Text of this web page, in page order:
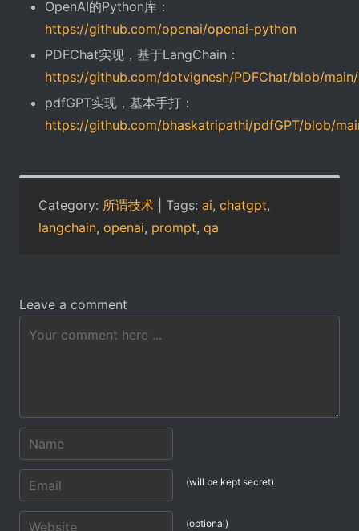
OpenAI的Python库：
https://github.com/openai/openai-python
PDFChat实现，基于LangChain：
https://github.com/dotvignesh/PDFChat/blob/
pdfGPT实现，基本手打：
https://github.com/bhaskatripathi/pdfGPT/blob/
Category: 所谓技术 | Tags: ai, chatgpt,
langchain, openai, prompt, qa
Leave a comment
(will be kept secret)
(optional)